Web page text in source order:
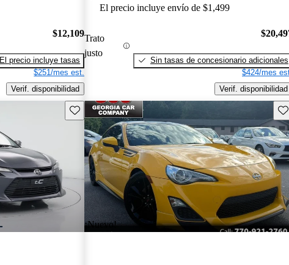
$12,109
El precio incluye tasas
$251/mes est.
Verif. disponibilidad
El precio incluye envío de $1,499
Trato
justo
Sin tasas de concesionario adicionales
$424/mes
Verif. disponibilidad
Guarda este Aviso
¡Nuevo!